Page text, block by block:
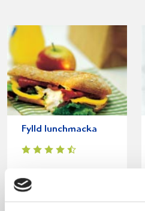
Fylld lunchmacka